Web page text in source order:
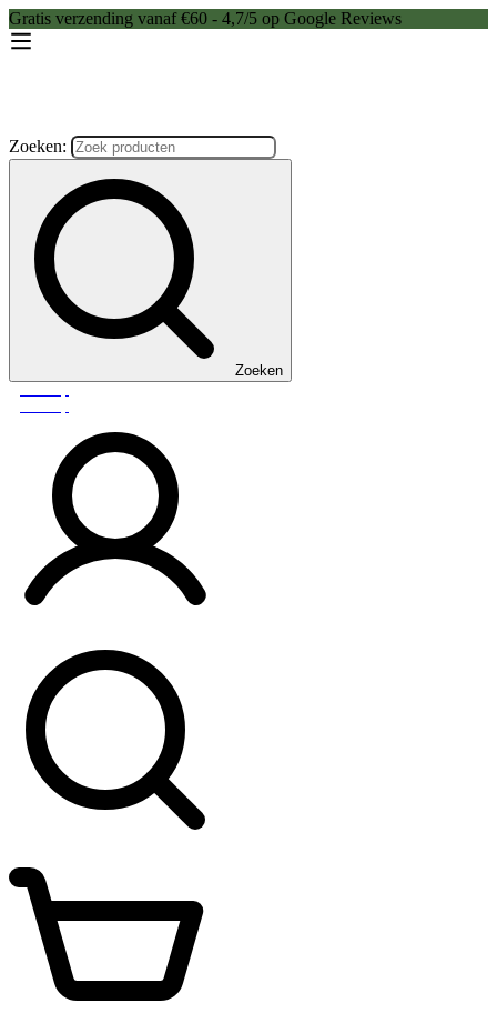
Gratis verzending vanaf €60 - 4,7/5 op Google Reviews
Zoeken:
Zoeken